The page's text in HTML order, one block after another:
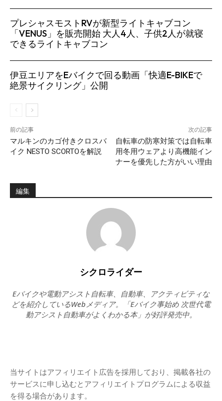
プレシャスモストRVが新型ライトキャブコン
「VENUS」を販売開始 大人4人、子供2人が就寝
できるライトキャブコン
伊豆エリアをEバイクで回る動画「快適E-BIKEで
絶景サイクリング」公開
前の記事
マルキンのカゴ付きクロスバ
イク NESTO SCORTOを解説
次の記事
自転車の防寒対策では自転車
用冬用ウェアより高機能イン
ナーを優先した方がいい理由
編集
シクロライダー
Eバイクや電動アシスト自転車、自動車、アクティビティな
どを紹介しているWebメディア。「Eバイク事始め 次世代電
動アシスト自動車がよくわかる本」が好評発売中。
当サイトはアフィリエイト広告を採用しており、掲載各社の
サービスに申し込むとアフィリエイトプログラムによる収益
を得る場合があります。